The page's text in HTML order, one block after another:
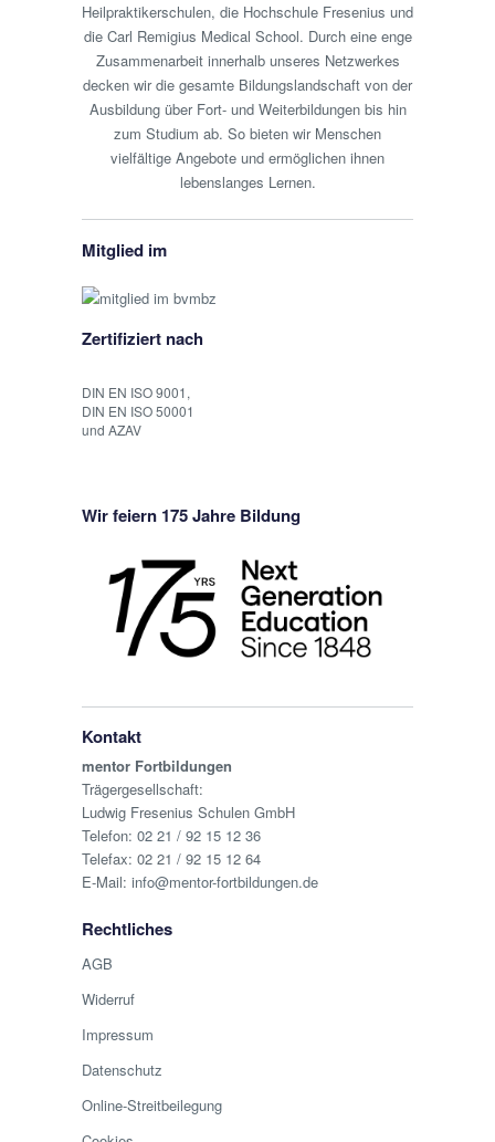
Heilpraktikerschulen, die Hochschule Fresenius und
die Carl Remigius Medical School. Durch eine enge
Zusammenarbeit innerhalb unseres Netzwerkes
decken wir die gesamte Bildungslandschaft von der
Ausbildung über Fort- und Weiterbildungen bis hin
zum Studium ab. So bieten wir Menschen
vielfältige Angebote und ermöglichen ihnen
lebenslanges Lernen.
Mitglied im
Zertifiziert nach
DIN EN ISO 9001,
DIN EN ISO 50001
und AZAV
Wir feiern 175 Jahre Bildung
Kontakt
mentor Fortbildungen
Trägergesellschaft:
Ludwig Fresenius Schulen GmbH
Telefon: 02 21 / 92 15 12 36
Telefax: 02 21 / 92 15 12 64
E-Mail: info@mentor-fortbildungen.de
Rechtliches
AGB
Widerruf
Impressum
Datenschutz
Online-Streitbeilegung